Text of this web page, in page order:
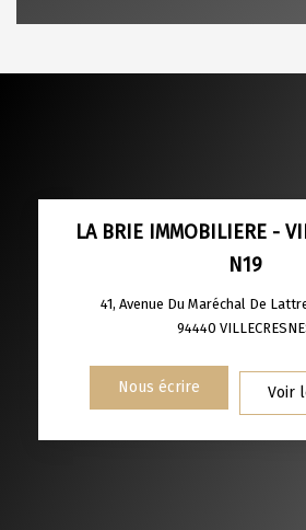
ECOLES
RESTAURANTS ET CAFÉS
LA BRIE IMMOBILIERE -
N19
41, Avenue Du Maréchal De
94440
Nous écrire Voir